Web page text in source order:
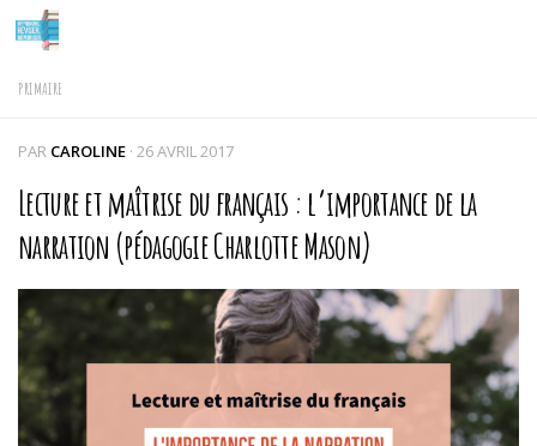
Skip to content
PRIMAIRE
PAR CAROLINE · 26 AVRIL 2017
Lecture et maîtrise du français : l’importance de la
narration (pédagogie Charlotte Mason)